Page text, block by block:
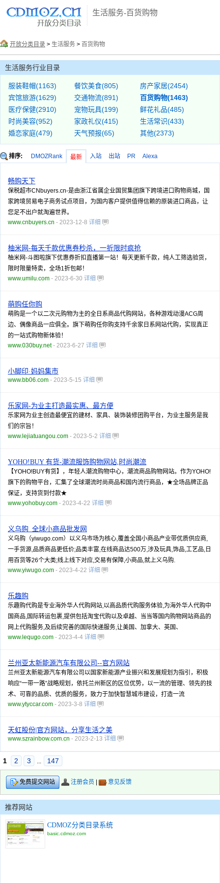
生活服务-百货购物
开放分类目录 > 生活服务 > 百货购物
生活服务行业目录
服装鞋帽(1163) 餐饮美食(805)
房产家居(2454)
宾馆旅游(1629)
交通物流(891)
百货购物(1463)
医疗保健(2910)
宠物玩具(199)
鲜花礼品(485)
时尚美容(952)
家政礼仪(415)
生活常识(433)
婚恋家庭(479)
天气预报(65) 其他(2373)
排序: DMOZRank 最新 入站 出站 PR Alexa
畅购天下
保税超市CNbuyers.cn-是由浙江省属企业国贸集团旗下跨境进口购物商城，国
家跨境贸易电子商务试点项目，为国内客户提供值得信赖的原装进口商品，让
您足不出户就淘遍世界。
www.cnbuyers.cn - 2023-12-8 详细
柚米网-每天千款优惠券秒杀，一折限时疯抢
柚米网-斗图啦旗下优惠券折扣直播第一站！每天更新千款，纯人工筛选验货，
限时限量特卖，全场1折包邮！
www.umilu.com - 2023-6-30 详细
萌购任你购
萌购是一个以二次元购物为主的全日系商品代购网站，各种游戏动漫ACG周
边、偶像商品一应俱全。旗下萌购任你购支持千余家日系网站代购，实现真正
的一站式购物新体验！
www.030buy.net- 2023-6-27 详细
小脚印·妈妈集市
www.bb06.com - 2023-5-15 详细
乐家网-为业主打造最实惠、最方便
乐家网为业主创造最便宜的建材、家具、装饰装修团购平台，为业主服务是我
们的宗旨！
www.lejiatuangou.com - 2023-5-2 详细
YOHO!BUY 有货-潮流服饰购物网站,时尚潮流
【YOHO!BUY有货】，年轻人潮流购物中心，潮流商品购物网站。作为YOHO!
旗下的购物平台，汇集了全球潮流时尚商品和国内流行商品，★全场品牌正品
保证，支持货到付款★
www.yohobuy.com - 2023-4-22 详细
义乌购_全球小商品批发网
义乌购（yiwugo.com）以义乌市场为核心,覆盖全国小商品产业带优质供应商,
一手货源,品质商品更低价;品类丰富,在线商品达500万,涉及玩具,饰品,工艺品,日
用百货等26个大类;线上线下对应,交易有保障,小商品,就上义乌购.
www.yiwugo.com - 2023-4-22 详细
乐趣购
乐趣购代购是专业海外华人代购网站,以高品质代购服务体验,为海外华人代购中
国商品,国际转运包裹,提供包括淘宝代购以及卓越、当当等国内购物网站商品的
网上代购服务,及后续完善的国际快递服务,让美国、加拿大、英国、
www.lequgo.com - 2023-4-4 详细
兰州亚太新能源汽车有限公司--官方网站
兰州亚太新能源汽车有限公司以国家新能源产业振兴和发展规划为指引，积极
响应“一带一路”战略规划，依托兰州新区的区位优势，以一流的管理、领先的技
术、可靠的品质、优质的服务，致力于加快智慧城市建设，打造一流
www.ytyccar.com - 2023-3-8 详细
天虹股份|官方网站，分享生活之美
www.szrainbow.com.cn - 2023-2-13 详细
1 2 3 ... 147
免费提交网站 注册会员 意见反馈
推荐网站
CDMOZ分类目录系统
basic.cdmoz.com